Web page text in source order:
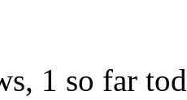
1 so far